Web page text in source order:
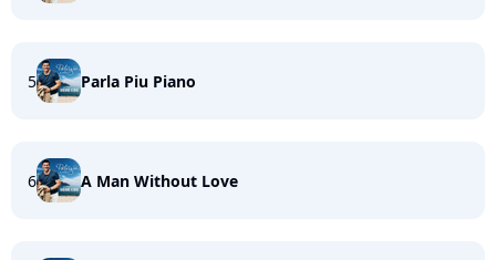
5 Parla Piu Piano
6 A Man Without Love